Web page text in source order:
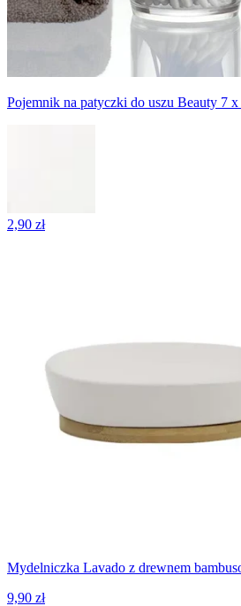
Pojemnik na patyczki do uszu Beauty 7
2,90 zł
Mydelniczka Lavado z drewnem
9,90 zł